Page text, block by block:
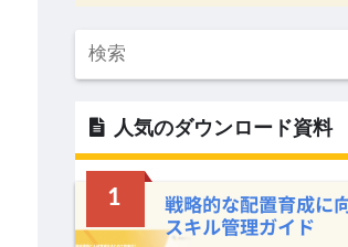
人気のダウンロード資料